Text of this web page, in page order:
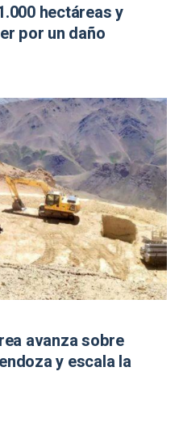
hectáreas y
por un daño
avanza sobre
y escala la